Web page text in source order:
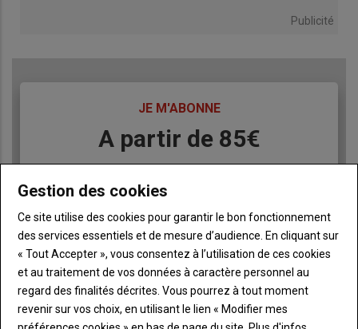
Publicité
JE M'ABONNE
A partir de 85€
JE M'ABONNE
Liste
puce
Accédez à tous les articles du site Terre de Touraine
Consultez le journal Terre de Touraine au format
Ne manquez aucune information grâce à la
newsletter du journal Terre de Touraine
Gestion des cookies
Ce site utilise des cookies pour garantir le bon fonctionnement
des services essentiels et de mesure d’audience. En cliquant sur
« Tout Accepter », vous consentez à l’utilisation de ces cookies
et au traitement de vos données à caractère personnel au
regard des finalités décrites. Vous pourrez à tout moment
revenir sur vos choix, en utilisant le lien « Modifier mes